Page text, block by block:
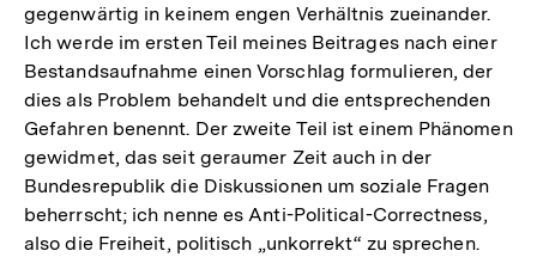
gegenwärtig in keinem engen Verhältnis zueinander.
Ich werde im ersten Teil meines Beitrages nach einer
Bestandsaufnahme einen Vorschlag formulieren, der
dies als Problem behandelt und die entsprechenden
Gefahren benennt. Der zweite Teil ist einem Phänomen
gewidmet, das seit geraumer Zeit auch in der
Bundesrepublik die Diskussionen um soziale Fragen
beherrscht; ich nenne es Anti-Political-Correctness,
also die Freiheit, politisch „unkorrekt“ zu sprechen.